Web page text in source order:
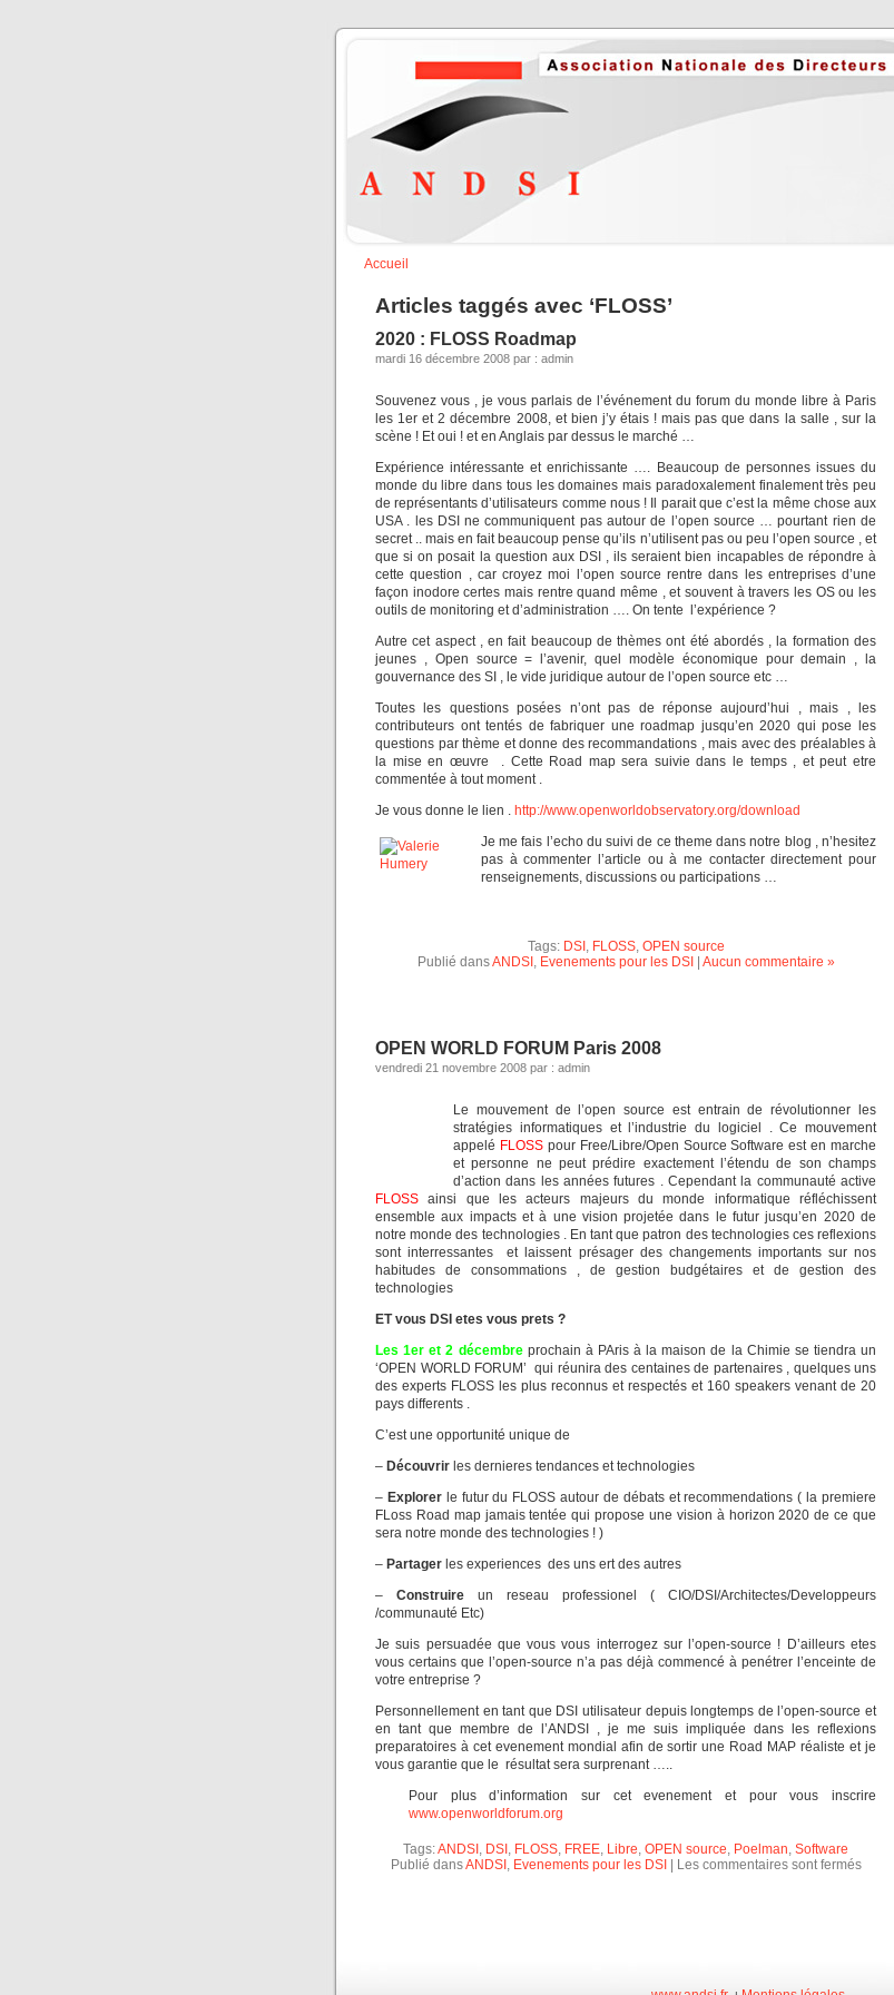
Accueil
Articles taggés avec ‘FLOSS’
2020 : FLOSS Roadmap
mardi 16 décembre 2008 par : admin
Souvenez vous , je vous parlais de l’événement du forum du monde libre à Paris
les 1er et 2 décembre 2008, et bien j’y étais ! mais pas que dans la salle , sur la
scène ! Et oui ! et en Anglais par dessus le marché …
Expérience intéressante et enrichissante …. Beaucoup de personnes issues du
monde du libre dans tous les domaines mais paradoxalement finalement très peu
de représentants d’utilisateurs comme nous ! Il parait que c’est la même chose aux
USA . les DSI ne communiquent pas autour de l’open source … pourtant rien de
secret .. mais en fait beaucoup pense qu’ils n’utilisent pas ou peu l’open source , et
que si on posait la question aux DSI , ils seraient bien incapables de répondre à
cette question , car croyez moi l’open source rentre dans les entreprises d’une
façon inodore certes mais rentre quand même , et souvent à travers les OS ou les
outils de monitoring et d’administration …. On tente l’expérience ?
Autre cet aspect , en fait beaucoup de thèmes ont été abordés , la formation des
jeunes , Open source = l’avenir, quel modèle économique pour demain , la
gouvernance des SI , le vide juridique autour de l’open source etc …
Toutes les questions posées n’ont pas de réponse aujourd’hui , mais , les
contributeurs ont tentés de fabriquer une roadmap jusqu’en 2020 qui pose les
questions par thème et donne des recommandations , mais avec des préalables à
la mise en œuvre . Cette Road map sera suivie dans le temps , et peut etre
commentée à tout moment .
Je vous donne le lien . http://www.openworldobservatory.org/download
Je me fais l’echo du suivi de ce theme dans notre blog , n’hesitez
pas à commenter l’article ou à me contacter directement pour
renseignements, discussions ou participations …
Tags: DSI , FLOSS, OPEN source
Publié dansANDSI , Evenements pour les DSI Aucun commentaire »
OPEN WORLD FORUM Paris 2008
vendredi 21 novembre 2008 par : admin
Le mouvement de l’open source est entrain de révolutionner les
stratégies informatiques et l’industrie du logiciel . Ce mouvement
appelé FLOSSpour Free/Libre/Open Source Software est en marche
et personne ne peut prédire exactement l’étendu de son champs
d’action dans les années futures . Cependant la communauté active
FLOSS ainsi que les acteurs majeurs du monde informatique réfléchissent
ensemble aux impacts et à une vision projetée dans le futur jusqu’en 2020 de
notre monde des technologies . En tant que patron des technologies ces reflexions
sont interressantes et laissent présager des changements importants sur nos
habitudes de consommations , de gestion budgétaires et de gestion des
technologies
ET vous DSI etes vous prets ?
Les 1er et 2 décembreprochain à PAris à la maison de la Chimie se tiendra un
‘OPEN WORLD FORUM’ qui réunira des centaines de partenaires , quelques uns
des experts FLOSS les plus reconnus et respectés et 160 speakers venant de 20
pays differents .
C’est une opportunité unique de
– Découvrir les dernieres tendances et technologies
– Explorer le futur du FLOSS autour de débats et recommendations ( la premiere
FLoss Road map jamais tentée qui propose une vision à horizon 2020 de ce que
sera notre monde des technologies ! )
– Partager les experiences des uns ert des autres
– Construire un reseau professionel ( CIO/DSI/Architectes/Developpeurs
/communauté Etc)
Je suis persuadée que vous vous interrogez sur l’open-source ! D’ailleurs etes
vous certains que l’open-source n’a pas déjà commencé à penétrer l’enceinte de
votre entreprise ?
Personnellement en tant que DSI utilisateur depuis longtemps de l’open-source et
en tant que membre de l’ANDSI , je me suis impliquée dans les reflexions
preparatoires à cet evenement mondial afin de sortir une Road MAP réaliste et je
vous garantie que le résultat sera surprenant …..
Pour plus d’information sur cet evenement et pour vous inscrire
www.openworldforum.org
Tags:ANDSI , DSI , FLOSS, FREE, Libre, OPEN source, Poelman, Software
Publié dansANDSI , Evenements pour les DSI Les commentaires sont fermés